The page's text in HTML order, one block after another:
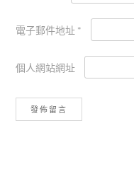
電子郵件地址 *
個人網站網址